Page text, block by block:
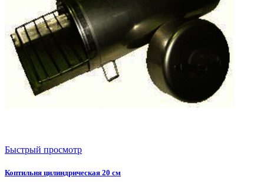
Быстрый просмотр
Коптильня цилиндрическая 20 см